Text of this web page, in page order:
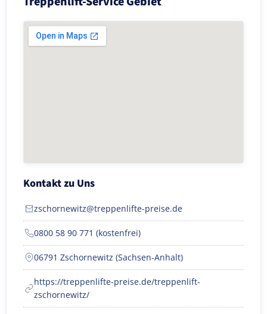
Kontakt zu Uns
zschornewitz@treppenlifte-preise.de
0800 58 90 771 (kostenfrei)
06791 Zschornewitz (Sachsen-Anhalt)
https://treppenlifte-preise.de/treppenlift-
zschornewitz/